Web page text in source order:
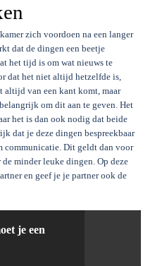
zich voordoen na een langer
dat de dingen een beetje
het tijd is om wat nieuws te
dat het niet altijd hetzelfde is,
altijd van een kant komt, maar
om dit aan te geven. Het
het is dan ook nodig dat beide
dat je deze dingen bespreekbaar
communicatie. Dit geldt dan voor
minder leuke dingen. Op deze
en geef je je partner ook de
je een